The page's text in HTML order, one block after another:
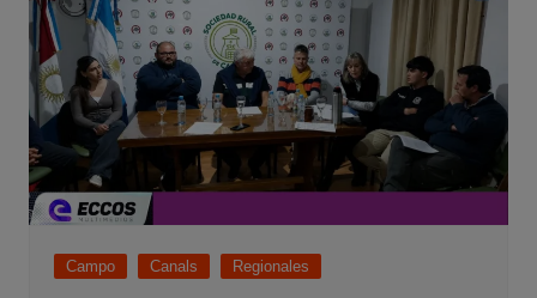
Campo Canals Regionales